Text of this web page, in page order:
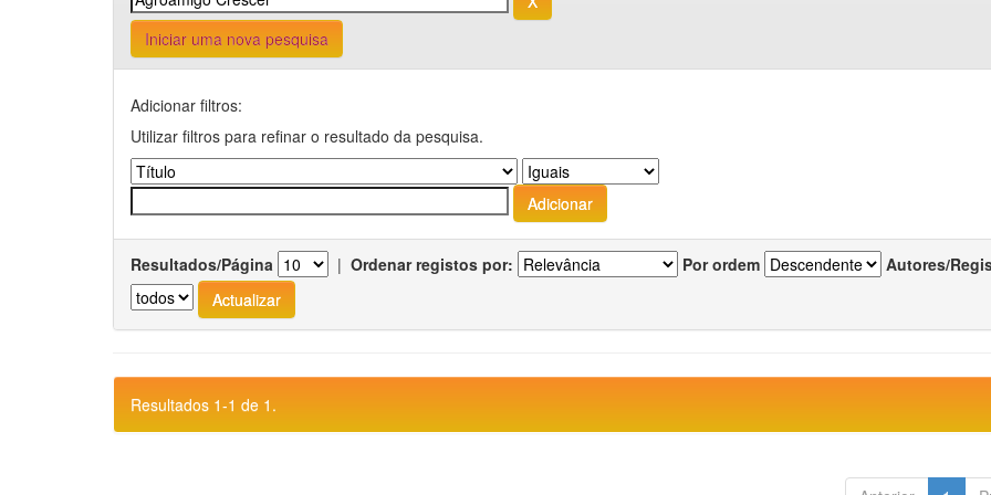
Iniciar uma nova pesquisa
Adicionar filtros:
Utilizar filtros para refinar o resultado da pesquisa.
Resultados/Página | Ordenar registos por: Por ordem Autores/
Resultados 1-1 de 1.